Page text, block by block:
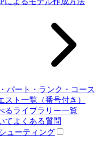
パート・ランク・コー
スト一覧（番号付き）
るライブラリー一覧
てよくある質問
ューティング